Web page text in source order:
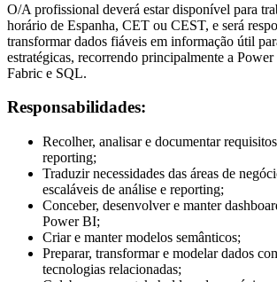
O/A profissional deverá estar disponível para
horário de Espanha, CET ou CEST, e será
transformar dados fiáveis em informação útil
estratégicas, recorrendo principalmente a
Fabric e SQL.
Responsabilidades:
Recolher, analisar e documentar
reporting;
Traduzir necessidades das áreas de
escaláveis de análise e reporting;
Conceber, desenvolver e manter
Power BI;
Criar e manter modelos semânticos;
Preparar, transformar e modelar dados
tecnologias relacionadas;